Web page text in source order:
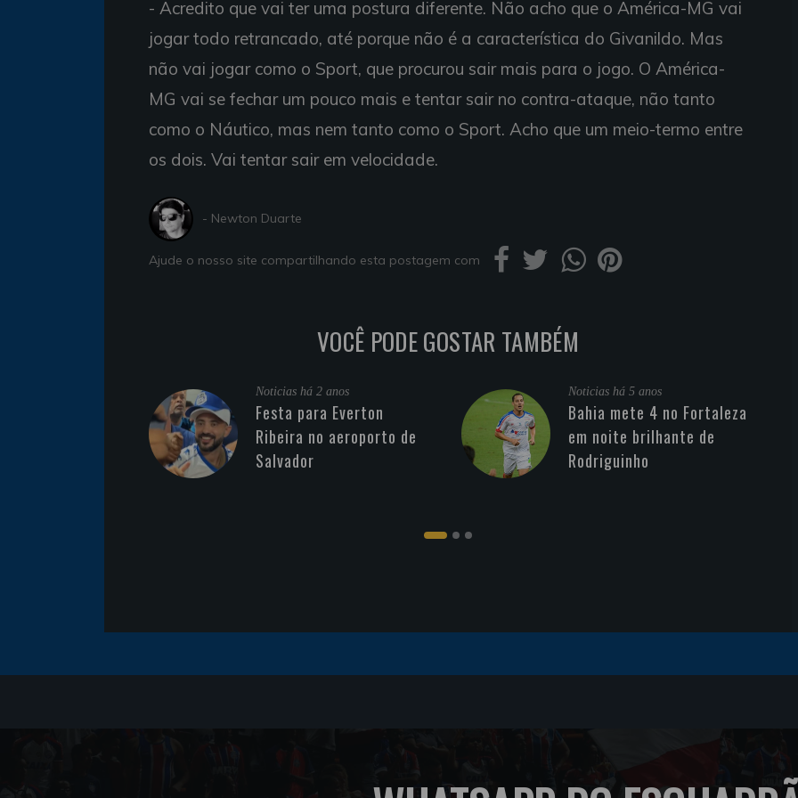
- Acredito que vai ter uma postura diferente. Não acho que o América-MG vai
jogar todo retrancado, até porque não é a característica do Givanildo. Mas
não vai jogar como o Sport, que procurou sair mais para o jogo. O América-
MG vai se fechar um pouco mais e tentar sair no contra-ataque, não tanto
como o Náutico, mas nem tanto como o Sport. Acho que um meio-termo entre
os dois. Vai tentar sair em velocidade.
- Newton Duarte
Ajude o nosso site compartilhando esta postagem com
VOCÊ PODE GOSTAR TAMBÉM
Noticias há 2 anos
Festa para Everton
Ribeira no aeroporto de
Salvador
Noticias há 5 anos
Bahia mete 4 no Fortaleza
em noite brilhante de
Rodriguinho